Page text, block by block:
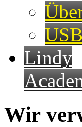
Lindy
Wir